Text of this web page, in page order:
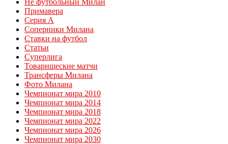
Не футбольный Милан
Примавера
Серия А
Соперники Милана
Ставки на футбол
Статьи
Суперлига
Товарищеские матчи
Трансферы Милана
Фото Милана
Чемпионат мира 2010
Чемпионат мира 2014
Чемпионат мира 2018
Чемпионат мира 2022
Чемпионат мира 2026
Чемпионат мира 2030